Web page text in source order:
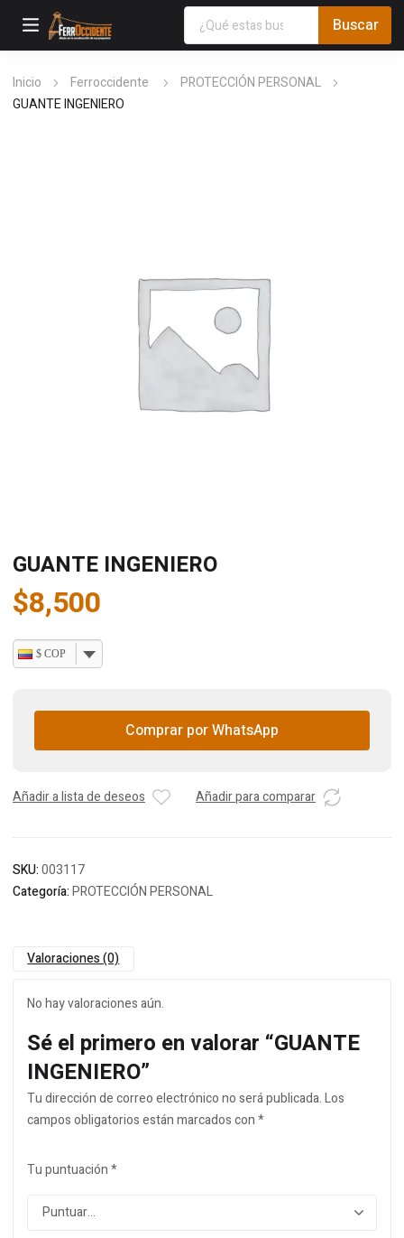
Inicio Ferroccidente
PROTECCIÓN PERSONAL
GUANTE INGENIERO
GUANTE INGENIERO
$8,500
$ COP
Comprar por WhatsApp
Añadir a lista de deseos Añadir para comparar
SKU:003117
Categoría:PROTECCIÓN PERSONAL
Valoraciones (0)
No hay valoraciones aún.
Sé el primero en valorar “GUANTE
INGENIERO”
Tu dirección de correo electrónico no será publicada.Los
campos obligatorios están marcados con*
Tu puntuación*